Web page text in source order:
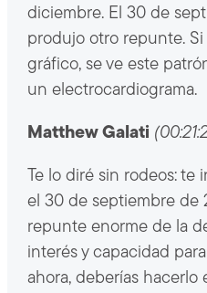
diciembre. El 30 de
produjo otro repunte.
gráfico, se ve este
un electrocardiograma.
Matthew Galati
Te lo diré sin rodeos: te
el 30 de septiembre de
repunte enorme de la
interés y capacidad
ahora, deberías hacerlo